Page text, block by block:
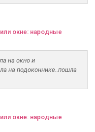
окне: народные
на окно и
на подоконнике..пошла
окне: народные